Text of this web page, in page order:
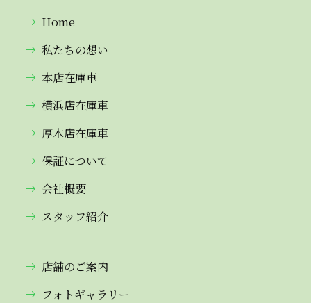
Home
私たちの想い
本店在庫車
横浜店在庫車
厚木店在庫車
保証について
会社概要
スタッフ紹介
店舗のご案内
フォトギャラリー